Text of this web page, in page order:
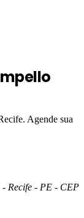
. Agende sua
Recife - PE - CEP